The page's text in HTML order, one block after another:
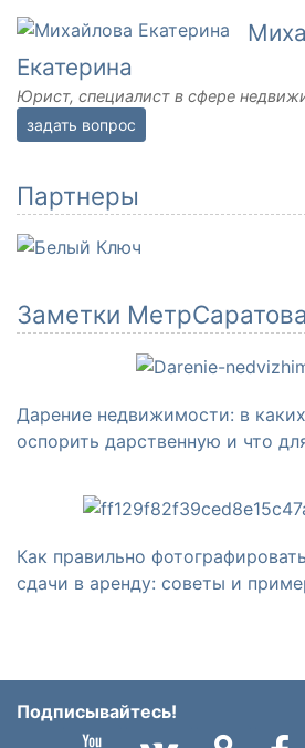
Екатерина
Юрист, специалист в сфере
задать вопрос
Партнеры
Заметки МетрСаратова
Дарение недвижимости: в
оспорить дарственную и что
Как правильно
сдачи в аренду: советы и
Подписывайтесь!